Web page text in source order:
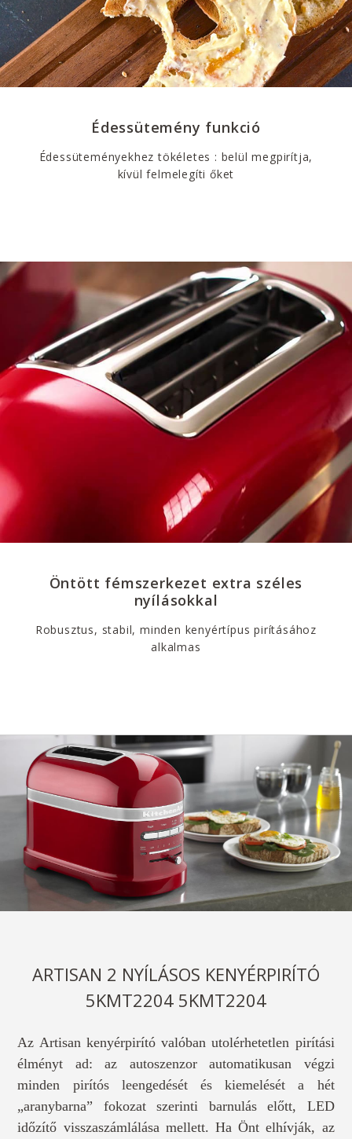
Édessütemény funkció
Édessüteményekhez tökéletes : belül megpirítja,
kívül felmelegíti őket
Öntött fémszerkezet extra széles
nyílásokkal
Robusztus, stabil, minden kenyértípus pirításához
alkalmas
ARTISAN 2 NYÍLÁSOS KENYÉRPIRÍTÓ
5KMT2204 5KMT2204
Az Artisan kenyérpirító valóban utolérhetetlen pirítási
élményt ad: az autoszenzor automatikusan végzi
minden pirítós leengedését és kiemelését a hét
„aranybarna” fokozat szerinti barnulás előtt, LED
időzítő visszaszámlálása mellett. Ha Önt elhívják, az